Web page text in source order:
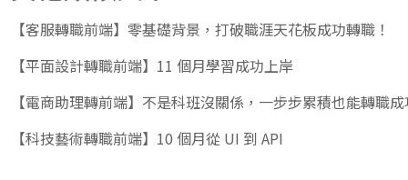
【客服轉職前端】零基礎背景，打破職涯天花板成功轉職！
【平面設計轉職前端】11 個月學習成功上岸
【電商助理轉前端】不是科班沒關係，一步步累積也能轉職
【科技藝術轉職前端】10 個月從 UI 到 API